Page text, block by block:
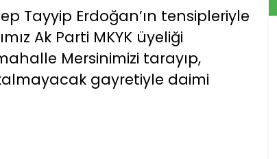
Tayyip Erdoğan’ın tensipleriyle
Ak Parti MKYK üyeliği
Mersinimizi tarayıp,
gayretiyle daimi